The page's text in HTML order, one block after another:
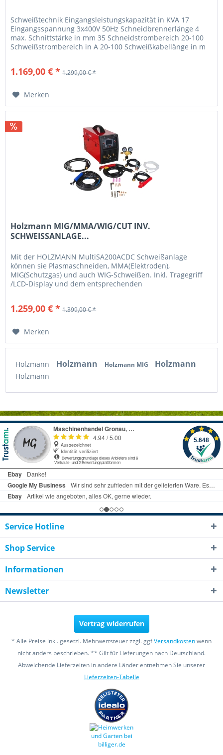
Schweißtechnik Eingangsleistungskapazität in KVA 17
Eingangsspannung 3x400V 50Hz Schneidbrennerlänge 4
max. Schnittstärke in mm 35 Schneidstrombereich 20-100
Schweißstrombereich in A 20-100 Schweißkabellänge in m
1.169,00 € * 1.299,00 € *
Merken
Holzmann MIG/MMA/WIG/CUT INV.
SCHWEISSANLAGE...
Mit der HOLZMANN MultiSA200ACDC Schweißanlage
können sie Plasmaschneiden, MMA(Elektroden),
MIG(Schutzgas) und auch WIG-Schweißen. Inkl. Tragegriff
/LCD-Display und dem entsprechenden
1.259,00 € * 1.399,00 € *
Merken
Holzmann Holzmann Holzmann MIG Holzmann
Holzmann
Service Hotline
Shop Service
Informationen
Newsletter
Vertrag widerrufen
* Alle Preise inkl. gesetzl. Mehrwertsteuer zzgl. ggfVersandkostenwenn
nicht anders beschrieben. ** Gilt für Lieferungen nach Deutschland.
Abweichende Lieferzeiten in andere Länder entnehmen Sie unserer
Lieferzeiten-Tabelle